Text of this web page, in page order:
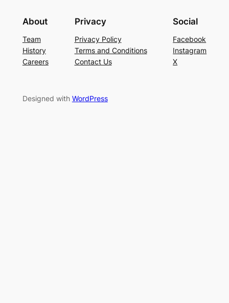
About
Team
History
Careers
Privacy
Privacy Policy
Terms and Conditions
Contact Us
Social
Facebook
Instagram
X
Designed with WordPress